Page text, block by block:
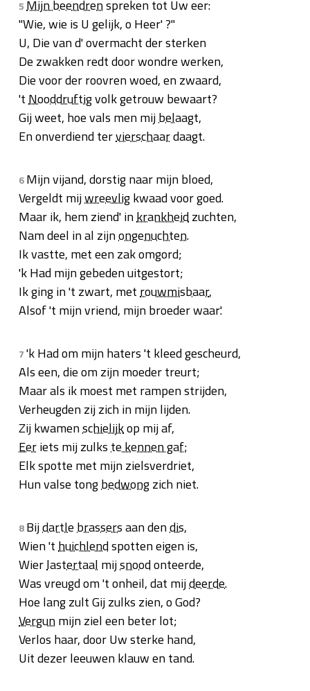
5Mijn beendrenspreken tot Uw eer:
"Wie, wie is U gelijk, o Heer' ?"
U, Die van d' overmacht der sterken
De zwakken redt door wondre werken,
Die voor der roovren woed, en zwaard,
'tNooddruftigvolk getrouw bewaart?
Gij weet, hoe vals men mijbelaagt,
En onverdiend tervierschaardaagt.
6Mijn vijand, dorstig naar mijn bloed,
Vergeldt mijwreevligkwaad voor goed.
Maar ik, hem ziend' inkrankheidzuchten,
Nam deel in al zijnongenuchten.
Ik vastte, met een zak omgord;
'k Had mijn gebeden uitgestort;
Ik ging in 't zwart, metrouwmisbaar,
Alsof 't mijn vriend, mijn broeder waar'.
7'k Had om mijn haters 't kleed gescheurd,
Als een, die om zijn moeder treurt;
Maar als ik moest met rampen strijden,
Verheugden zij zich in mijn lijden.
Zij kwamenschielijkop mij af,
Eeriets mij zulkste kennen gaf;
Elk spotte met mijn zielsverdriet,
Hun valse tongbedwongzich niet.
8Bijdartlebrassersaan dendis,
Wien 'thuichlendspotten eigen is,
Wierlastertaal mijsnoodonteerde,
Was vreugd om 't onheil, dat mijdeerde.
Hoe lang zult Gij zulks zien, o God?
Vergunmijn ziel een beter lot;
Verlos haar, door Uw sterke hand,
Uit dezer leeuwen klauw en tand.